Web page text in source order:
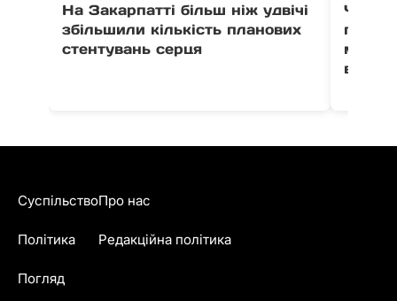
На Закарпатті більш ніж удвічі
збільшили кількість планових
стентувань серця
Через
води
Суспільство
Політика
Погляд
Про нас
Редакційна політика